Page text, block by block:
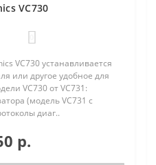
VC730
VC730 устанавливается
или другое удобное для
VC730 от VC731:
(модель VC731 с
диаг..
р.